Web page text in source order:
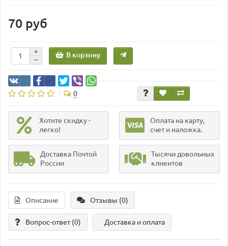
70 руб
В корзину
0
Хотите скидку -
легко!
Оплата на карту,
счет и наложка.
Доставка Почтой
России
Тысячи довольных
клиентов
Описание Отзывы (0)
Вопрос-ответ(0) Доставка и оплата